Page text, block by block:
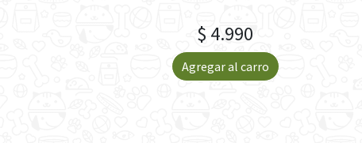
$ 4.990
Agregar al carro